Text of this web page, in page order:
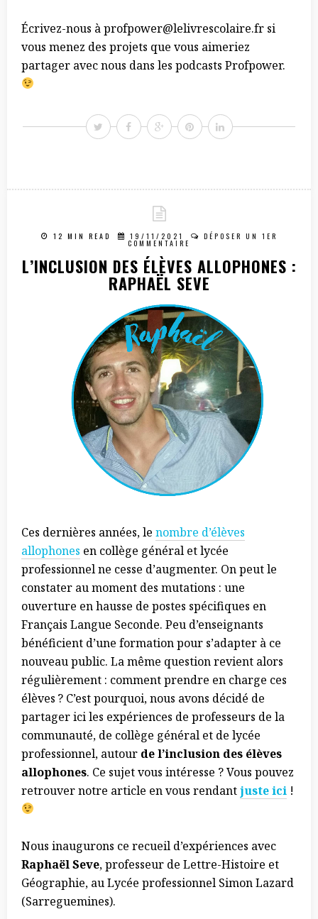
Écrivez-nous à profpower@lelivrescolaire.fr si
vous menez des projets que vous aimeriez
partager avec nous dans les podcasts Profpower.
12 MIN READ 19/11/2021 DÉPOSER UN 1ER
COMMENTAIRE
L’INCLUSION DES ÉLÈVES ALLOPHONES :
RAPHAËL SEVE
Ces dernières années, le nombre d’élèves
allophones en collège général et lycée
professionnel ne cesse d’augmenter. On peut le
constater au moment des mutations : une
ouverture en hausse de postes spécifiques en
Français Langue Seconde. Peu d’enseignants
bénéficient d’une formation pour s’adapter à ce
nouveau public. La même question revient alors
régulièrement : comment prendre en charge ces
élèves ? C’est pourquoi, nous avons décidé de
partager ici les expériences de professeurs de la
communauté, de collège général et de lycée
professionnel, autour de l’inclusion des élèves
allophones. Ce sujet vous intéresse ? Vous pouvez
retrouver notre article en vous rendantjuste ici !
Nous inaugurons ce recueil d’expériences avec
Raphaël Seve, professeur de Lettre-Histoire et
Géographie, au Lycée professionnel Simon Lazard
(Sarreguemines).